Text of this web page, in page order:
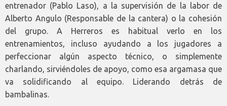
entrenador (Pablo Laso), a la supervisión de la labor de
Alberto Angulo (Responsable de la cantera) o la cohesión
del grupo. A Herreros es habitual verlo en los
entrenamientos, incluso ayudando a los jugadores a
perfeccionar algún aspecto técnico, o simplemente
charlando, sirviéndoles de apoyo, como esa argamasa que
va solidificando al equipo. Liderando detrás de
bambalinas.